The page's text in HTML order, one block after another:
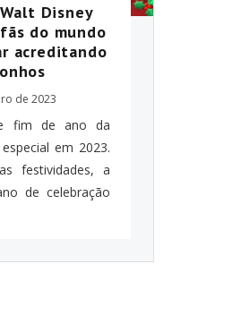
Disney
do mundo
acreditando
de 2023
fim de ano da
em 2023.
festividades, a
de celebração